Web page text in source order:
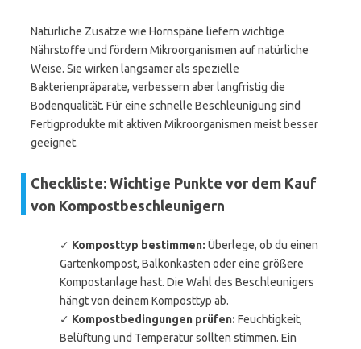
Natürliche Zusätze wie Hornspäne liefern wichtige
Nährstoffe und fördern Mikroorganismen auf natürliche
Weise. Sie wirken langsamer als spezielle
Bakterienpräparate, verbessern aber langfristig die
Bodenqualität. Für eine schnelle Beschleunigung sind
Fertigprodukte mit aktiven Mikroorganismen meist besser
geeignet.
Checkliste: Wichtige Punkte vor dem Kauf
von Kompostbeschleunigern
✓ Komposttyp bestimmen: Überlege, ob du einen
Gartenkompost, Balkonkasten oder eine größere
Kompostanlage hast. Die Wahl des Beschleunigers
hängt von deinem Komposttyp ab.
✓ Kompostbedingungen prüfen: Feuchtigkeit,
Belüftung und Temperatur sollten stimmen. Ein